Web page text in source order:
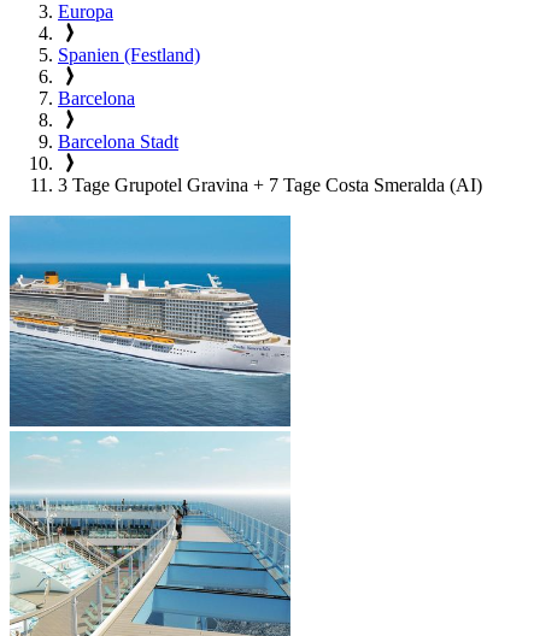
Europa
Spanien (Festland)
Barcelona
Barcelona Stadt
3 Tage Grupotel Gravina + 7 Tage Costa Smeralda (AI)